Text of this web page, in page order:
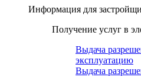
Информация для
Получение услуг в
Выдача
эксплуатацию
Выдача